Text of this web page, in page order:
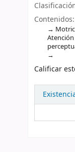
Contenidos:
Atención
Calificar